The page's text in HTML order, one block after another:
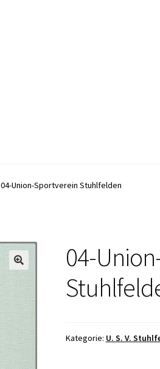
04-Union-Sportverein Stuhlfelden
04-
Kategorie: U. S. V.